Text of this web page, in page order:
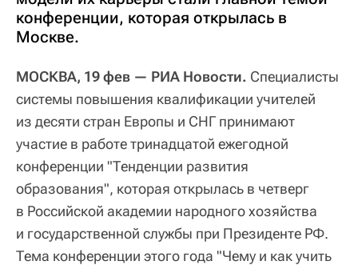
конференции, которая открылась в
Москве.
МОСКВА, 19 фев — РИА Новости. Специалисты
системы повышения квалификации учителей
из десяти стран Европы и СНГ принимают
участие в работе тринадцатой ежегодной
конференции "Тенденции развития
образования", которая открылась в четверг
в Российской академии народного хозяйства
и государственной службы при Президенте РФ.
Тема конференции этого года "Чему и как учить